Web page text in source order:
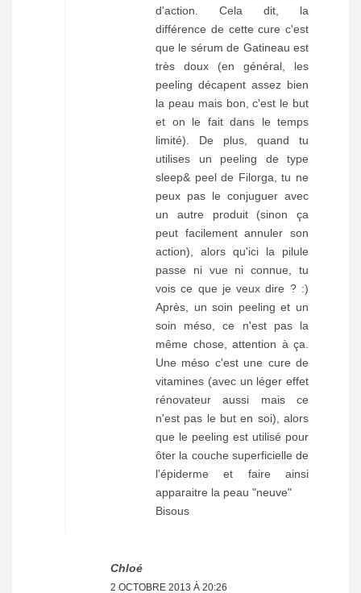
d'action. Cela dit, la
différence de cette cure c'est
que le sérum de Gatineau est
très doux (en général, les
peeling décapent assez bien
la peau mais bon, c'est le but
et on le fait dans le temps
limité). De plus, quand tu
utilises un peeling de type
sleep& peel de Filorga, tu ne
peux pas le conjuguer avec
un autre produit (sinon ça
peut facilement annuler son
action), alors qu'ici la pilule
passe ni vue ni connue, tu
vois ce que je veux dire ? :)
Après, un soin peeling et un
soin méso, ce n'est pas la
même chose, attention à ça.
Une méso c'est une cure de
vitamines (avec un léger effet
rénovateur aussi mais ce
n'est pas le but en soi), alors
que le peeling est utilisé pour
ôter la couche superficielle de
l'épiderme et faire ainsi
apparaitre la peau "neuve"
Bisous
Chloé
2 OCTOBRE 2013 À 20:26